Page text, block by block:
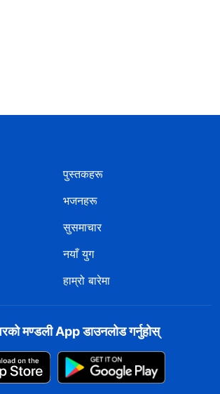
पुस्तकहरू
भजनहरू
सुसमाचार
नयाँ युग
हाम्रो बारेमा
मण्डली App डाउनलोड गर्नुहोस्